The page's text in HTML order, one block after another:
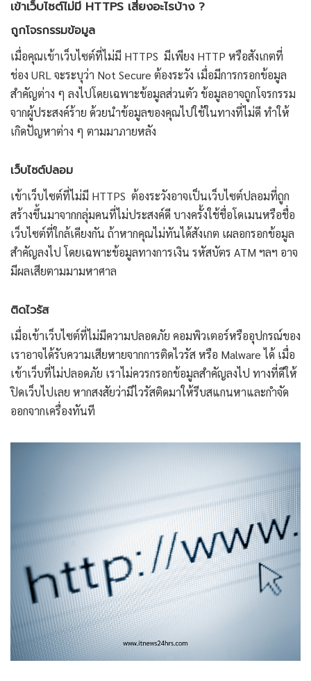
เข้าเว็บไซต์ไม่มี HTTPS เสี่ยงอะไรบ้าง ?
ถูกโจรกรรมข้อมูล
เมื่อคุณเข้าเว็บไซต์ที่ไม่มี HTTPS มีเพียง HTTP หรือสังเกตที่
ช่อง URL จะระบุว่า Not Secure ต้องระวัง เมื่อมีการกรอกข้อมูล
สำคัญต่าง ๆ ลงไปโดยเฉพาะข้อมูลส่วนตัว ข้อมูลอาจถูกโจรกรรม
จากผู้ประสงค์ร้าย ด้วยนำข้อมูลของคุณไปใช้ในทางที่ไม่ดี ทำให้
เกิดปัญหาต่าง ๆ ตามมาภายหลัง
เว็บไซต์ปลอม
เข้าเว็บไซต์ที่ไม่มี HTTPS ต้องระวังอาจเป็นเว็บไซต์ปลอมที่ถูก
สร้างขึ้นมาจากกลุ่มคนที่ไม่ประสงค์ดี บางครั้งใช้ชื่อโดเมนหรือชื่อ
เว็บไซต์ที่ใกล้เคียงกัน ถ้าหากคุณไม่ทันได้สังเกต เผลอกรอกข้อมูล
สำคัญลงไป โดยเฉพาะข้อมูลทางการเงิน รหัสบัตร ATM ฯลฯ อาจ
มีผลเสียตามมามหาศาล
ติดไวรัส
เมื่อเข้าเว็บไซต์ที่ไม่มีความปลอดภัย คอมพิวเตอร์หรืออุปกรณ์ของ
เราอาจได้รับความเสียหายจากการติดไวรัส หรือ Malware ได้ เมื่อ
เข้าเว็บที่ไม่ปลอดภัย เราไม่ควรกรอกข้อมูลสำคัญลงไป ทางที่ดีให้
ปิดเว็บไปเลย หากสงสัยว่ามีไวรัสติดมาให้รีบสแกนหาและกำจัด
ออกจากเครื่องทันที